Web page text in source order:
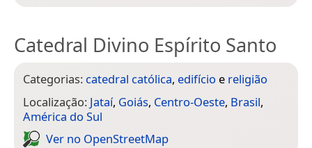
Catedral Divino Espírito Santo
Categorias: catedral católica, edifício e religião
Localização: Jataí, Goiás, Centro-Oeste, Brasil,
América do Sul
Ver no Open­Street­Map